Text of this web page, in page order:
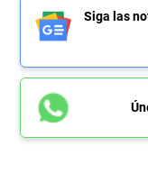
Siga las